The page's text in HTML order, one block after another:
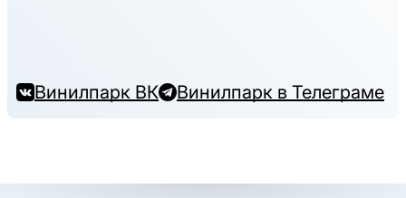
Винилпарк ВК Винилпарк в Телеграме